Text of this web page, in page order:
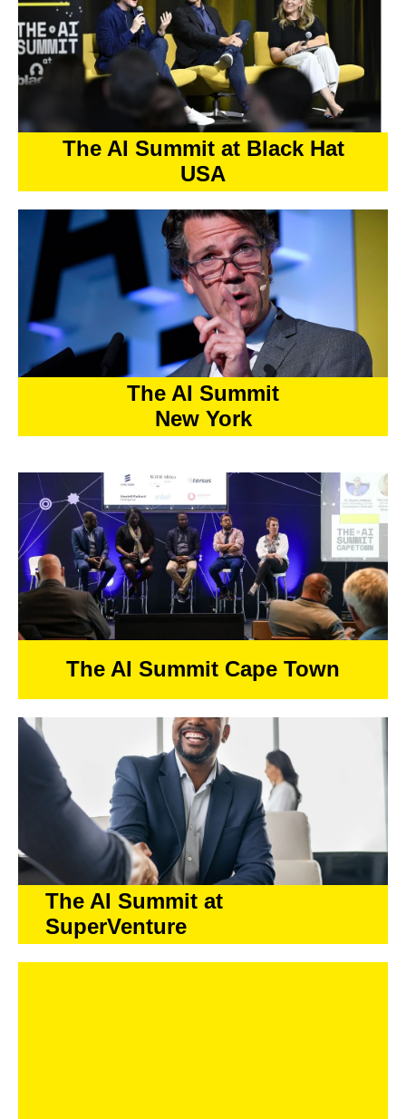
The AI Summit at Black Hat
USA
The AI Summit
New York
Visit
The AI Summit Cape Town
The AI Summit at
SuperVenture